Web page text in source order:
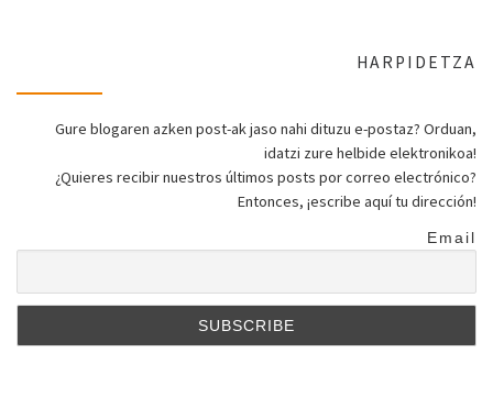
HARPIDETZA
Gure blogaren azken post-ak jaso nahi dituzu e-postaz? Orduan,
idatzi zure helbide elektronikoa!
¿Quieres recibir nuestros últimos posts por correo electrónico?
Entonces, ¡escribe aquí tu dirección!
Email